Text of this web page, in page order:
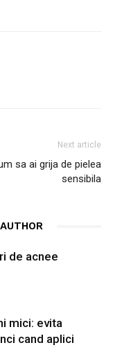
Next article
sa ai grija de pielea
sensibila
de acnee
mici: evita
cand aplici